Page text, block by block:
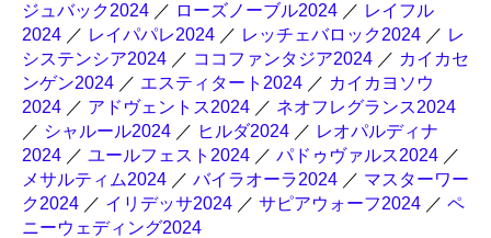
ジュバック2024 ／ ローズノーブル2024 ／ レイフル
2024 ／ レイパパレ2024 ／ レッチェバロック2024 ／ レ
システンシア2024 ／ ココファンタジア2024 ／ カイカセ
ンゲン2024 ／ エスティタート2024 ／ カイカヨソウ
2024 ／ アドヴェントス2024 ／ ネオフレグランス2024
／ シャルール2024 ／ ヒルダ2024 ／ レオパルディナ
2024 ／ ユールフェスト2024 ／ パドゥヴァルス2024 ／
メサルティム2024 ／ バイラオーラ2024 ／ マスターワー
ク2024 ／ イリデッサ2024 ／ サピアウォーフ2024 ／ ペ
ニーウェディング2024